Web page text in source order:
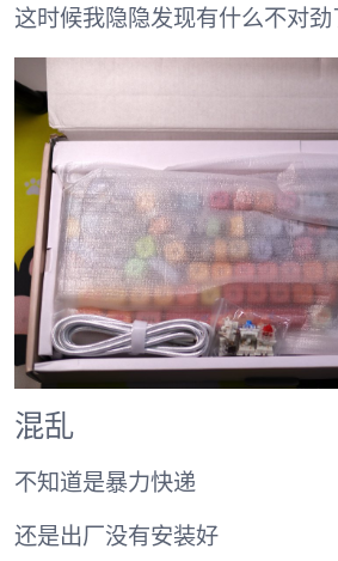
这时候我隐隐发现有什么不对劲
混乱
不知道是暴力快递
还是出厂没有安装好